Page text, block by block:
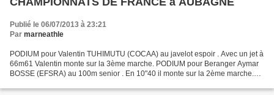
Publié le 06/07/2013 à 23:21
Par marneathle
PODIUM pour Valentin TUHIMUTU (COCAA) au javelot espoir . Avec un jet à
66m61 Valentin monte sur la 3ème marche. PODIUM pour Beranger Aymar
BOSSE (EFSRA) au 100m senior . En 10"40 il monte sur la 2ème marche.